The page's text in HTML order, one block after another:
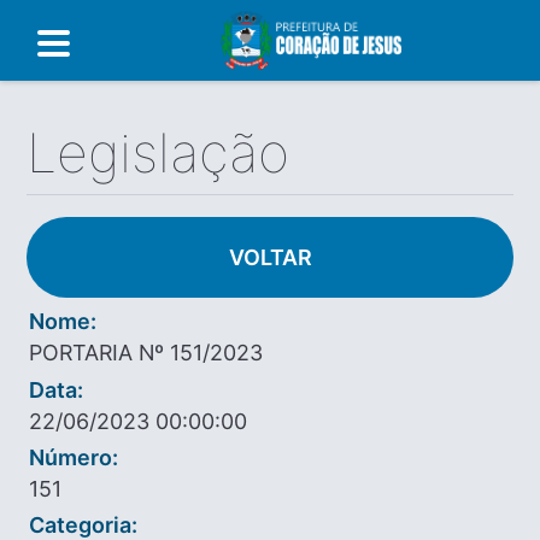
Legislação
VOLTAR
Nome:
PORTARIA Nº 151/2023
Data:
22/06/2023 00:00:00
Número:
151
Categoria: